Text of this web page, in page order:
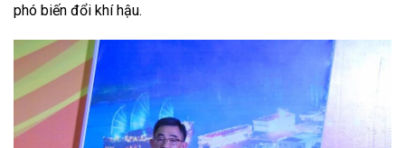
phó biến đổi khí hậu.